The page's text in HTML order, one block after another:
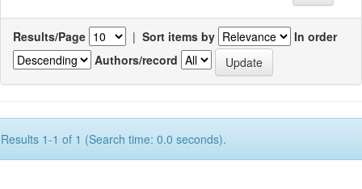
Results/Page | Sort items by
In order
Authors/record
Results 1-1 of 1 (Search time: 0.0 seconds).